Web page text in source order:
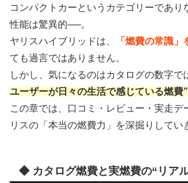
コンパクトカーというカテゴリーであり
性能は驚異的──。
ヤリスハイブリッドは、
「燃費の常識」
ても過言ではありません。
しかし、気になるのはカタログの数字で
ユーザーが日々の生活で感じている燃費”
この章では、口コミ・レビュー・実走デ
リスの「本当の燃費力」を深掘りしてい
◆ カタログ燃費と実燃費の“リア